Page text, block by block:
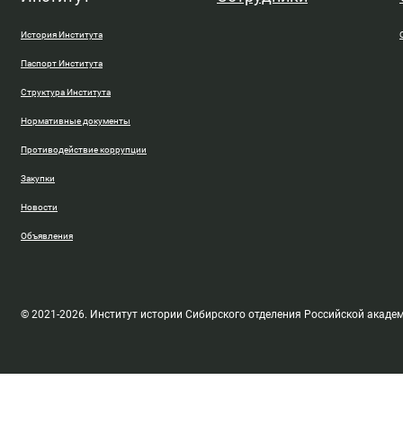
История Института
Паспорт Института
Структура Института
Нормативные документы
Противодействие коррупции
Закупки
Новости
Объявления
© 2021-2026. Институт истории Сибирского отделения Российской